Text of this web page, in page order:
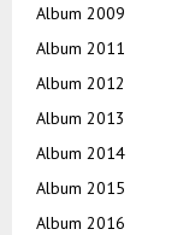
Album 2009
Album 2011
Album 2012
Album 2013
Album 2014
Album 2015
Album 2016